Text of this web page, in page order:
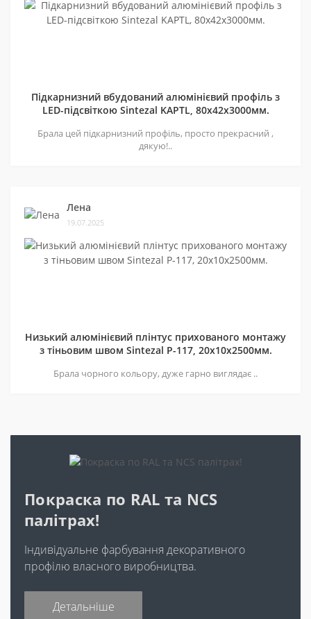
Підкарнизний вбудований алюмінієвий профіль з
LED-підсвіткою Sintezal KAPTL, 80х42x3000мм.
Брала цей підкарнизний профіль, просто прекрасний ,
дякую!..
Лена
19.07.2025
Низький алюмінієвий плінтус прихованого монтажу
з тіньовим швом Sintezal P-117, 20х10х2500мм.
Брала чорного кольору, дуже гарно виглядає ..
Покраска по RAL та NCS
палітрах!
Індивідуальне фарбування декоративного
профілю власного виробництва.
Детальніше